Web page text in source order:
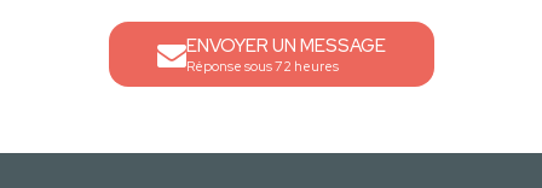
ENVOYER UN MESSAGE
Réponse sous 72 heures